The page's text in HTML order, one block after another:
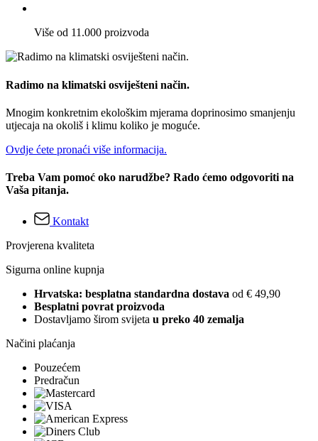
Više od 11.000 proizvoda
Radimo na klimatski osviješteni način.
Mnogim konkretnim ekološkim mjerama doprinosimo smanjenju
utjecaja na okoliš i klimu koliko je moguće.
Ovdje ćete pronaći više informacija.
Treba Vam pomoć oko narudžbe? Rado ćemo odgovoriti na
Vaša pitanja.
Kontakt
Provjerena kvaliteta
Sigurna online kupnja
Hrvatska: besplatna standardna dostava od € 49,90
Besplatni povrat proizvoda
Dostavljamo širom svijeta u preko 40 zemalja
Načini plaćanja
Pouzećem
Predračun